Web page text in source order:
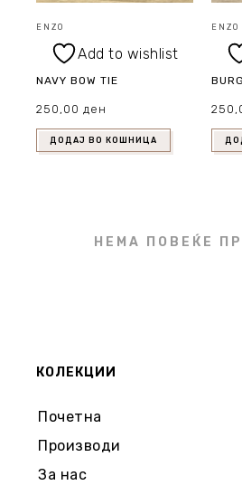
ENZO
Add to wishlist
NAVY BOW TIE
250,00 ден
ДОДАЈ ВО КОШНИЦА
ENZO
НЕМА ПОВЕЌЕ
КОЛЕКЦИИ
Почетна
Производи
За нас